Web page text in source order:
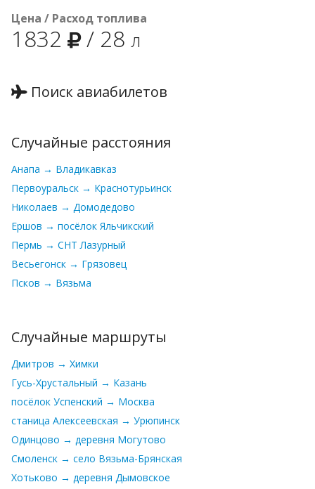
Цена / Расход топлива
1832 / 28 л
Поиск авиабилетов
Случайные расстояния
Анапа → Владикавказ
Первоуральск → Краснотурьинск
Николаев → Домодедово
Ершов → посёлок Яльчикский
Пермь → СНТ Лазурный
Весьегонск → Грязовец
Псков → Вязьма
Случайные маршруты
Дмитров → Химки
Гусь-Хрустальный → Казань
посёлок Успенский → Москва
станица Алексеевская → Урюпинск
Одинцово → деревня Могутово
Смоленск → село Вязьма-Брянская
Хотьково → деревня Дымовское